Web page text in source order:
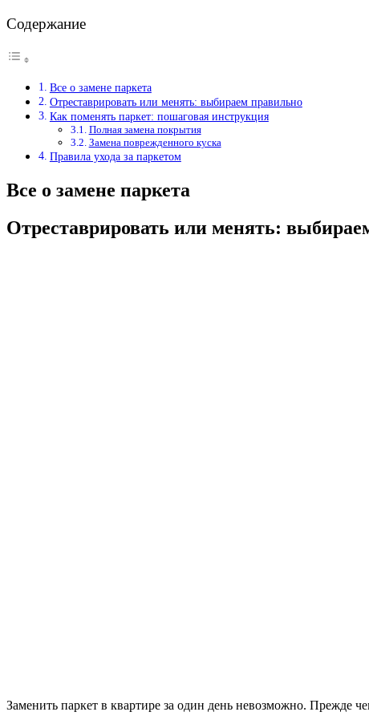
Содержание
Все о замене паркета
Отреставрировать или менять: выбираем правильно
Как поменять паркет: пошаговая инструкция
Полная замена покрытия
Замена поврежденного куска
Правила ухода за паркетом
Все о замене паркета
Отреставрировать или менять:
Заменить паркет в квартире за один день невозможно. Прежде